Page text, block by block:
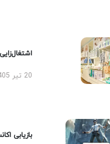
اشتغال‌زایی
20 تیر 1405
بازیابی